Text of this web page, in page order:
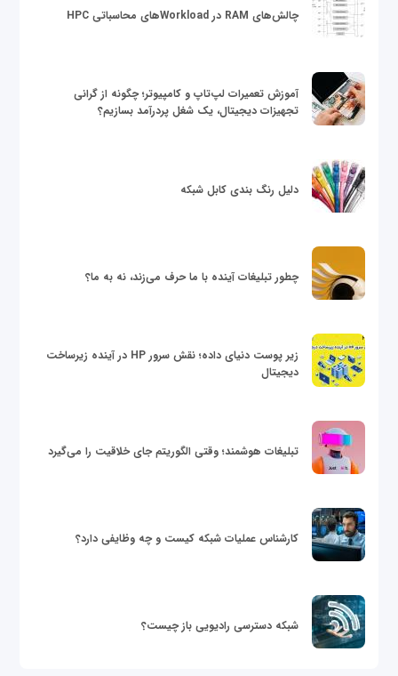
چالش‌های RAM در Workloadهای محاسباتی HPC
آموزش تعمیرات لپ‌تاپ و کامپیوتر؛ چگونه از گرانی
تجهیزات دیجیتال، یک شغل پردرآمد بسازیم؟
دلیل رنگ بندی کابل شبکه
چطور تبلیغات آینده با ما حرف می‌زند، نه به ما؟
زیر پوست دنیای داده؛ نقش سرور HP در آینده زیرساخت
دیجیتال
تبلیغات هوشمند؛ وقتی الگوریتم جای خلاقیت را می‌گیرد
کارشناس عملیات شبکه کیست و چه وظایفی دارد؟
شبکه دسترسی رادیویی باز چیست؟